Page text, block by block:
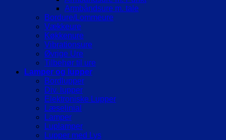
Armbåndsure m. tale
Bordure/Lommeure
Vækkeure
Køkkenure
Vibrationsure
Øvrige Ure
Tilbehør til ure
Lamper og lupper
Bordlupper
Div. lupper
Elektroniske Lupper
Læselinial
Lamper
Luplamper
Lupper med Lys